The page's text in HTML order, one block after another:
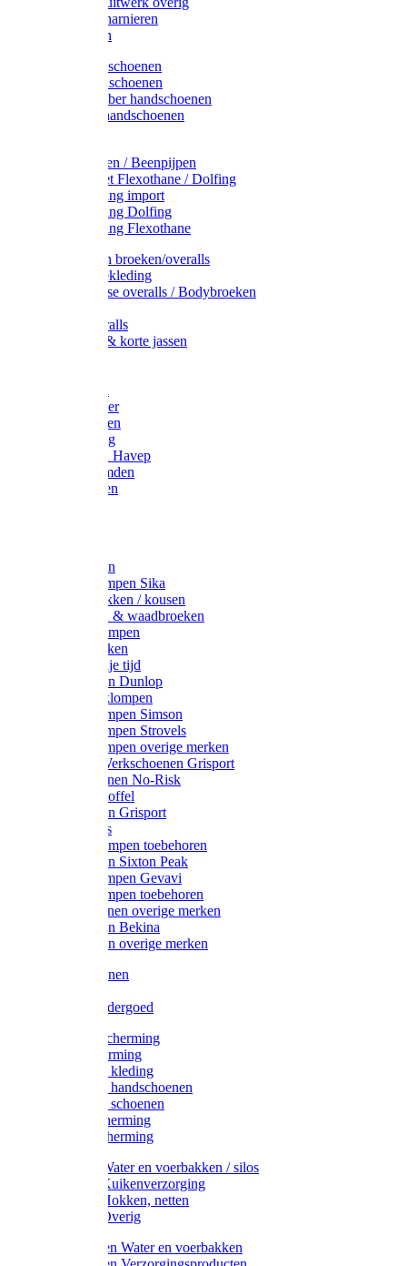
Hengen/scharnieren
Scharnieren
Latex handschoenen
Leren handschoenen
PVC / Rubber handschoenen
Katoenen handschoenen
Plukmouwen / Beenpijpen
Reparatieset Flexothane / Dolfing
Regenkleding import
Regenkleding Dolfing
Regenkleding Flexothane
Toebehoren broeken/overalls
Signalisatiekleding
Amerikaanse overalls / Bodybroeken
Kinderoveralls
Stofjassen & korte jassen
Bodywarmer
Werkbroeken
Zaagkleding
Werkjassen Havep
Thermohemden
Overhemden
Werksokken
Schoenklompen Sika
Thermo sokken / kousen
Lieslaarzen & waadbroeken
Houten klompen
Wandelsokken
Laarzen vrije tijd
Werklaarzen Dunlop
Kunststof klompen
Schoenklompen Simson
Schoenklompen Strovels
Schoenklompen overige merken
Wandel-/ Werkschoenen Grisport
Werkschoenen No-Risk
Klomppantoffel
Werklaarzen Grisport
Accessoires
Houten klompen toebehoren
Werklaarzen Sixton Peak
Schoenklompen Gevavi
Schoenklompen toebehoren
Werkschoenen overige merken
Werklaarzen Bekina
Werklaarzen overige merken
Handschoenen
Thermo ondergoed
Gehoorbescherming
Oogbescherming
Disposable kleding
Disposable handschoenen
Disposable schoenen
Mondbescherming
Hoofdbescherming
Pluimvee Water en voerbakken / silos
Pluimvee Kuikenverzorging
Pluimvee Hokken, netten
Pluimvee Overig
Knaagdieren Water en voerbakken